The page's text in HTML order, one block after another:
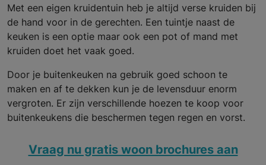
Met een eigen kruidentuin heb je altijd verse kruiden bij
de hand voor in de gerechten. Een tuintje naast de
keuken is een optie maar ook een pot of mand met
kruiden doet het vaak goed.
Door je buitenkeuken na gebruik goed schoon te
maken en af te dekken kun je de levensduur enorm
vergroten. Er zijn verschillende hoezen te koop voor
buitenkeukens die beschermen tegen regen en vorst.
Vraag nu gratis woon brochures aan